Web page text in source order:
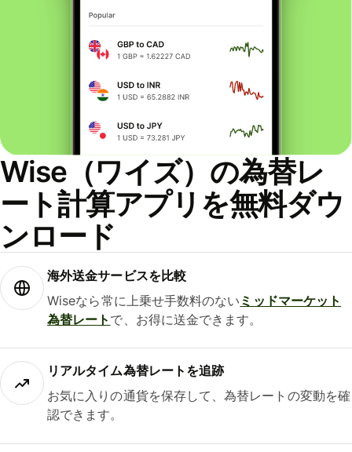
Wise（ワイズ）の為替レ
ート計算アプリを無料ダウ
ンロード
海外送金サービスを比較
Wiseなら常に上乗せ手数料のない ミッドマーケット
為替レート で、お得に送金できます。
リアルタイム為替レートを追跡
お気に入りの通貨を保存して、為替レートの変動を確
認できます。